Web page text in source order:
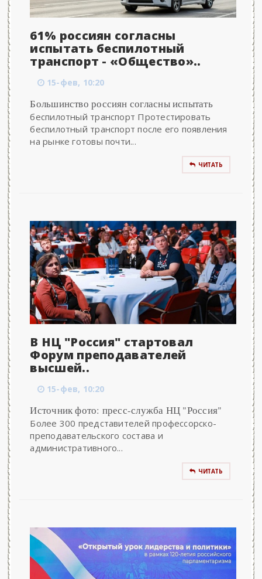
61% россиян согласны
испытать беспилотный
транспорт - «Общество»..
15-фев, 10:20
Большинство россиян согласны испытать
беспилотный транспорт Протестировать
беспилотный транспорт после его появления
на рынке готовы почти...
ЧИТАТЬ
В НЦ "Россия" стартовал
Форум преподавателей
высшей..
15-фев, 10:20
Источник фото: пресс-служба НЦ "Россия"
Более 300 представителей профессорско-
преподавательского состава и
административного...
ЧИТАТЬ